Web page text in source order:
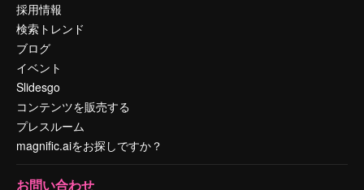
採用情報
検索トレンド
ブログ
イベント
Slidesgo
コンテンツを販売する
プレスルーム
magnific.aiをお探しですか？
お問い合わせ